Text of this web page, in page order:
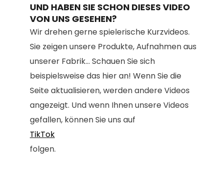
UND HABEN SIE SCHON DIESES VIDEO
VON UNS GESEHEN?
Wir drehen gerne spielerische Kurzvideos.
Sie zeigen unsere Produkte, Aufnahmen aus
unserer Fabrik... Schauen Sie sich
beispielsweise das hier an! Wenn Sie die
Seite aktualisieren, werden andere Videos
angezeigt. Und wenn Ihnen unsere Videos
gefallen, können Sie uns auf
TikTok
folgen.